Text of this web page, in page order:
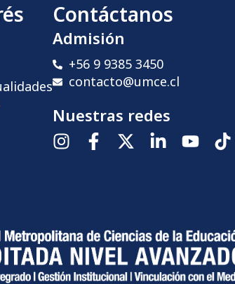
Contáctanos
Admisión
+56 9 9385 3450
contacto@umce.cl
Nuestras redes